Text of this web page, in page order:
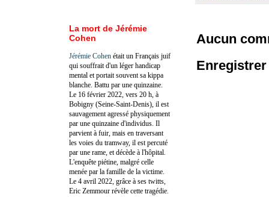
Aucun
La mort de Jérémie
Cohen
Jérémie Cohen était un Français juif
qui souffrait d'un léger handicap
mental et portait souvent sa kippa
blanche. Battu par une quinzaine.
Le 16 février 2022, vers 20 h, à
Bobigny (Seine-Saint-Denis), il est
sauvagement agressé physiquement
par une quinzaine d'individus. Il
parvient à fuir, mais en traversant
les voies du tramway, il est percuté
par une rame, et décède à l'hôpital.
L'enquête piétine, malgré celle
menée par la famille de la victime.
Le 4 avril 2022, grâce à ses twitts,
Eric Zemmour révèle cette tragédie.